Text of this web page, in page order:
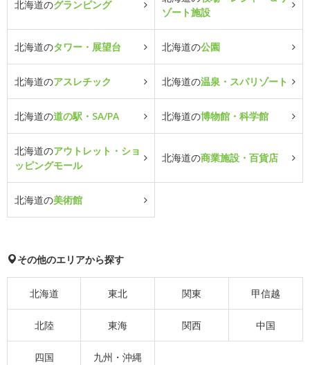
北海道のグランピング
ゾート施設
北海道のタワー・展望台 北海道の公園
北海道のアスレチック 北海道の温泉・スパリゾート
北海道の道の駅・SA/PA 北海道の博物館・科学館
北海道のアウトレット・ショ
ッピングモール
北海道の商業施設・百貨店
北海道の美術館
その他のエリアから探す
北海道 東北 関東 甲信越
北陸 東海 関西 中国
四国 九州・沖縄